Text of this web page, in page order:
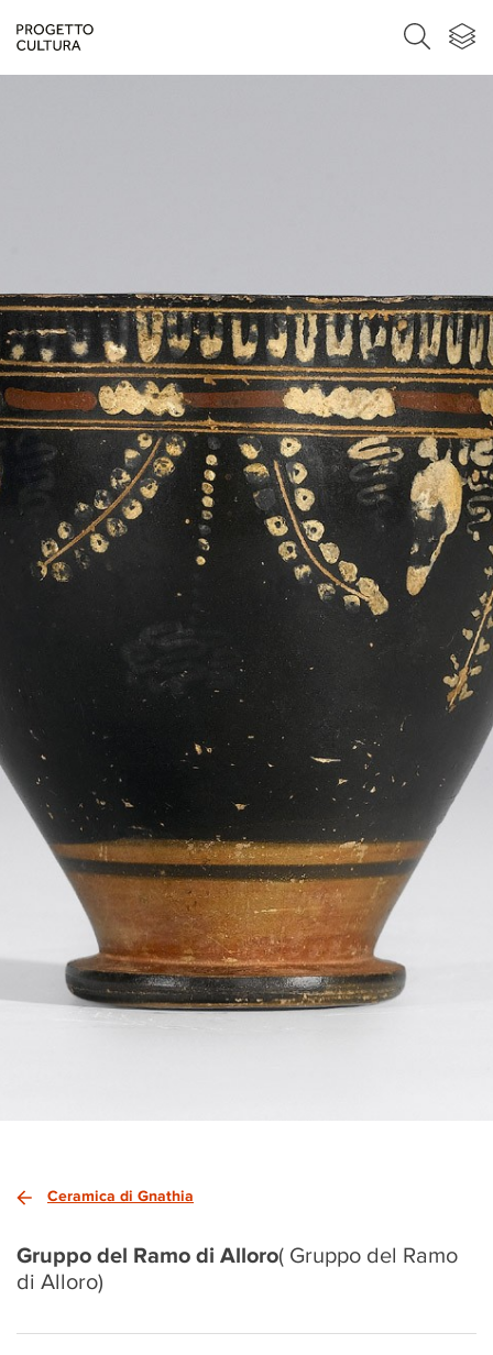
Ceramica di Gnathia
Gruppo del Ramo di Alloro( Gruppo del Ramo
di Alloro)